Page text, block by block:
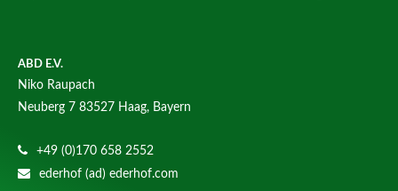
ABD E.V.
Niko Raupach
Neuberg 7 83527 Haag, Bayern
+49 (0)170 658 2552
ederhof (ad) ederhof.com